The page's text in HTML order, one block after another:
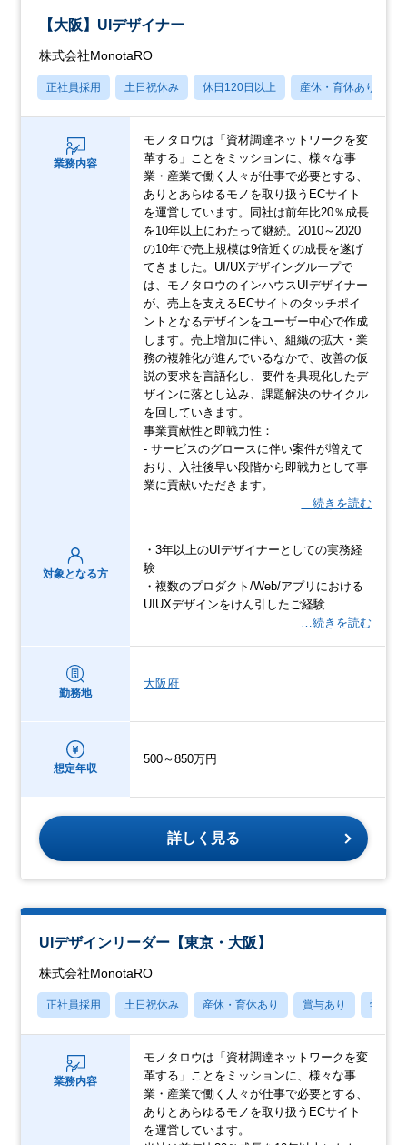
【大阪】UIデザイナー
株式会社MonotaRO
正社員採用 土日祝休み 休日120日以上 産休・育休あり
業務内容
モノタロウは「資材調達ネットワークを変
革する」ことをミッションに、様々な事
業・産業で働く人々が仕事で必要とする、
ありとあらゆるモノを取り扱うECサイト
を運営しています。同社は前年比20％成長
を10年以上にわたって継続。2010～2020
の10年で売上規模は9倍近くの成長を遂げ
てきました。UI/UXデザイングループで
は、モノタロウのインハウスUIデザイナー
が、売上を支えるECサイトのタッチポイ
ントとなるデザインをユーザー中心で作成
します。売上増加に伴い、組織の拡大・業
務の複雑化が進んでいるなかで、改善の仮
説の要求を言語化し、要件を具現化したデ
ザインに落とし込み、課題解決のサイクル
を回していきます。
事業貢献性と即戦力性：
- サービスのグロースに伴い案件が増えて
おり、入社後早い段階から即戦力として事
業に貢献いただきます。
…続きを読む
対象となる方
・3年以上のUIデザイナーとしての実務経
験
・複数のプロダクト/Web/アプリにおける
UIUXデザインをけん引したご経験
…続きを読む
勤務地
大阪府
想定年収
500～850万円
詳しく見る
UIデザインリーダー【東京・大阪】
株式会社MonotaRO
正社員採用 土日祝休み 産休・育休あり 賞与あり 学歴不
業務内容
モノタロウは「資材調達ネットワークを変
革する」ことをミッションに、様々な事
業・産業で働く人々が仕事で必要とする、
ありとあらゆるモノを取り扱うECサイト
を運営しています。